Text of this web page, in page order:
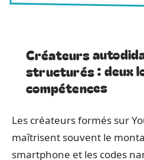
Créateurs
structurés : deux
compétences
Les créateurs formés sur
maîtrisent souvent le
smartphone et les codes